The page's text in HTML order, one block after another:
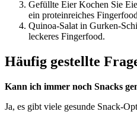
Gefüllte Eier Kochen Sie
ein proteinreiches
Quinoa-Salat in Gurken-
leckeres Fingerfood.
Häufig gestellte
Kann ich immer noch Snacks
Ja, es gibt viele gesunde Snack-